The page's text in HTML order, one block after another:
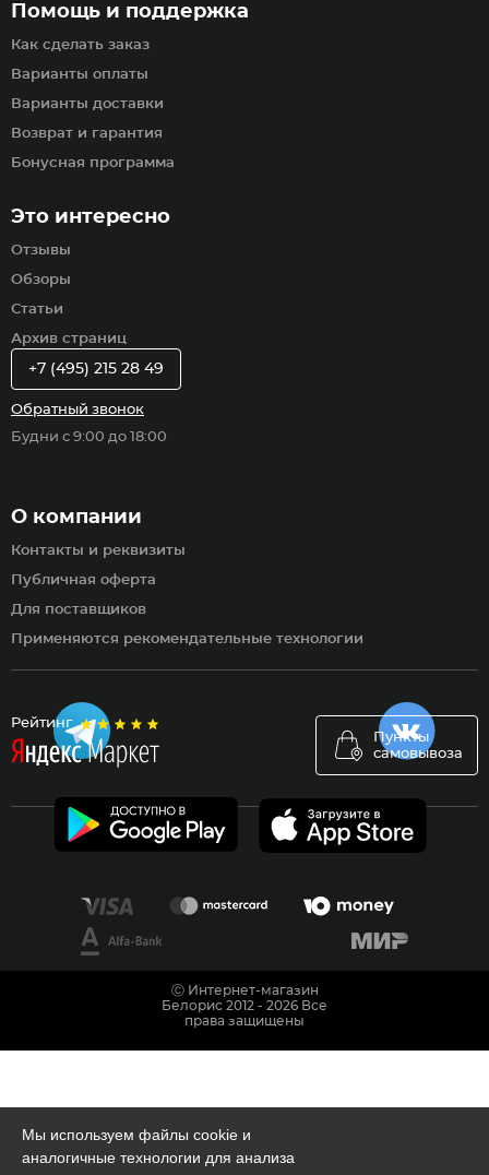
Рейтинг
Пункты
самовывоза
Помощь и поддержка
Как сделать заказ
Варианты оплаты
Варианты доставки
Возврат и гарантия
Бонусная программа
Это интересно
Отзывы
Обзоры
Статьи
Архив страниц
О компании
Контакты и реквизиты
Публичная оферта
Для поставщиков
Применяются рекомендательные технологии
+7 (495) 215 28 49
Обратный звонок
Будни с 9:00 до 18:00
Мы используем файлы cookie и
аналогичные технологии для анализа
Ⓒ Интернет-магазин
Белорис 2012 - 2026 Все
права защищены